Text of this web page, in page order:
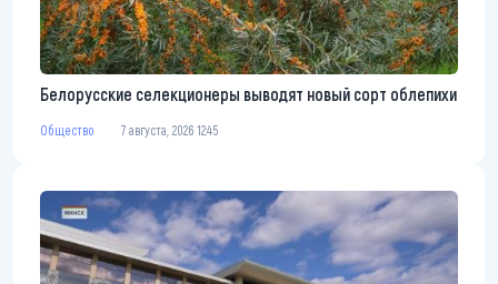
Белорусские селекционеры выводят новый сорт облепихи
Общество 7 августа, 2026 12:45